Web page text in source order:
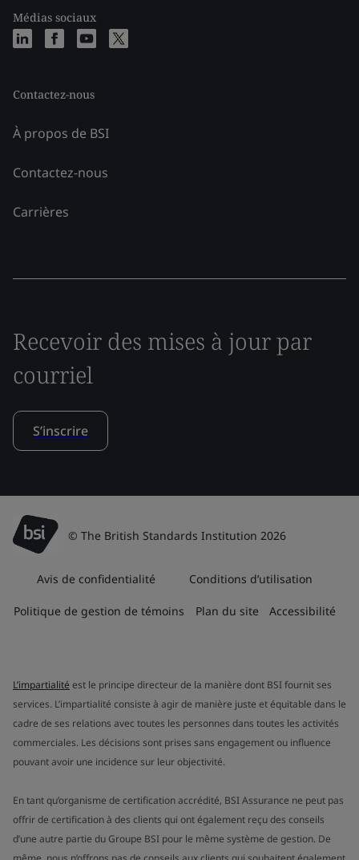
Médias sociaux
Contactez-nous
À propos de BSI
Contactez-nous
Carrières
Recevoir des mises à jour par
courriel
S’inscrire
© The British Standards Institution 2026
Avis de confidentialité Conditions d’utilisation
Politique de gestion de témoins Plan du site Accessibilité
L’impartialité est le principe directeur de la manière dont BSI fournit ses
services. L’impartialité consiste à agir de manière juste et équitable dans le
cadre de ses relations avec toutes les personnes dans toutes les activités
commerciales. Les décisions sont prises sans engagement ou influence
pouvant avoir une incidence sur leur objectivité.
En tant qu’organisme de certification accrédité, BSI Assurance ne peut pas
offrir de certification à des clients qui ont également reçu des conseils
d’une autre partie du Groupe BSI pour le même système de gestion. De